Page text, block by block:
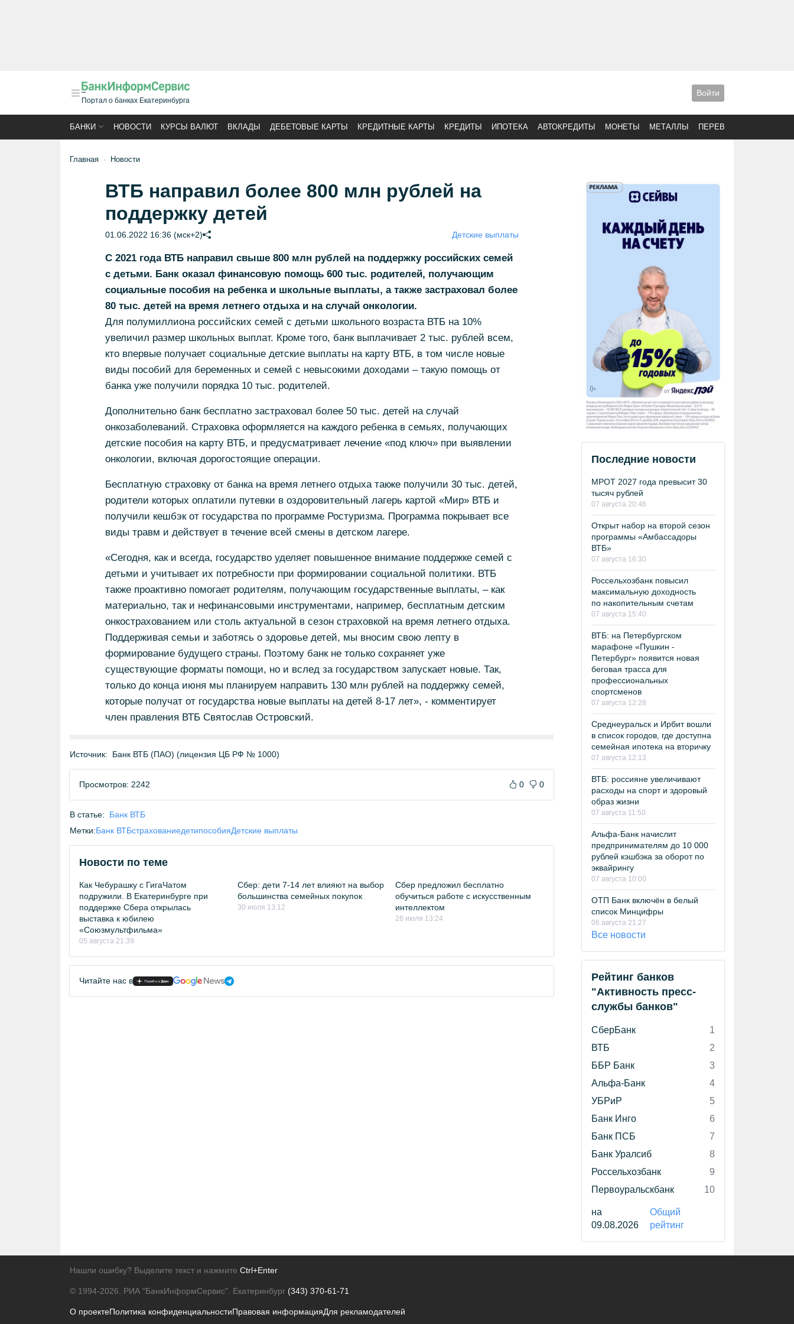
Портал о банках Екатеринбурга
Войти
БАНКИ НОВОСТИ КУРСЫ ВАЛЮТ ВКЛАДЫ ДЕБЕТОВЫЕ КАРТЫ КРЕДИТНЫЕ КАРТЫ КРЕДИТЫ ИПОТЕКА АВТОКРЕДИТЫ МОНЕТЫ МЕТАЛЛЫ ПЕРЕВОДЫ
Главная Новости
ВТБ направил более 800 млн рублей на
поддержку детей
01.06.2022 16:36 (мск+2) Детские выплаты
С 2021 года ВТБ направил свыше 800 млн рублей на поддержку российских семей
с детьми. Банк оказал финансовую помощь 600 тыс. родителей, получающим
социальные пособия на ребенка и школьные выплаты, а также застраховал более
80 тыс. детей на время летнего отдыха и на случай онкологии.
Для полумиллиона российских семей с детьми школьного возраста ВТБ на 10%
увеличил размер школьных выплат. Кроме того, банк выплачивает 2 тыс. рублей всем,
кто впервые получает социальные детские выплаты на карту ВТБ, в том числе новые
виды пособий для беременных и семей с невысокими доходами – такую помощь от
банка уже получили порядка 10 тыс. родителей.
Дополнительно банк бесплатно застраховал более 50 тыс. детей на случай
онкозаболеваний. Страховка оформляется на каждого ребенка в семьях, получающих
детские пособия на карту ВТБ, и предусматривает лечение «под ключ» при выявлении
онкологии, включая дорогостоящие операции.
Бесплатную страховку от банка на время летнего отдыха также получили 30 тыс. детей,
родители которых оплатили путевки в оздоровительный лагерь картой «Мир» ВТБ и
получили кешбэк от государства по программе Ростуризма. Программа покрывает все
виды травм и действует в течение всей смены в детском лагере.
«Сегодня, как и всегда, государство уделяет повышенное внимание поддержке семей с
детьми и учитывает их потребности при формировании социальной политики. ВТБ
также проактивно помогает родителям, получающим государственные выплаты, – как
материально, так и нефинансовыми инструментами, например, бесплатным детским
онкострахованием или столь актуальной в сезон страховкой на время летнего отдыха.
Поддерживая семьи и заботясь о здоровье детей, мы вносим свою лепту в
формирование будущего страны. Поэтому банк не только сохраняет уже
существующие форматы помощи, но и вслед за государством запускает новые. Так,
только до конца июня мы планируем направить 130 млн рублей на поддержку семей,
которые получат от государства новые выплаты на детей 8-17 лет», - комментирует
член правления ВТБ Святослав Островский.
Источник: Банк ВТБ (ПАО) (лицензия ЦБ РФ № 1000)
Просмотров: 2242 0 0
В статье:
Банк ВТБ
Метки:Банк ВТБстрахованиедетипособияДетские выплаты
Новости по теме
Как Чебурашку с ГигаЧатом
подружили. В Екатеринбурге при
поддержке Сбера открылась
выставка к юбилею
«Союзмультфильма»
05 августа 21:39
Сбер: дети 7-14 лет влияют на выбор
большинства семейных покупок
30 июля 13:12
Сбер предложил бесплатно
обучиться работе с искусственным
интеллектом
28 июля 13:24
Читайте нас в
Последние новости
МРОТ 2027 года превысит 30
тысяч рублей
07 августа 20:46
Открыт набор на второй сезон
программы «Амбассадоры
ВТБ»
07 августа 16:30
Россельхозбанк повысил
максимальную доходность
по накопительным счетам
07 августа 15:40
ВТБ: на Петербургском
марафоне «Пушкин -
Петербург» появится новая
беговая трасса для
профессиональных
спортсменов
07 августа 12:28
Среднеуральск и Ирбит вошли
в список городов, где доступна
семейная ипотека на вторичку
07 августа 12:13
ВТБ: россияне увеличивают
расходы на спорт и здоровый
образ жизни
07 августа 11:50
Альфа-Банк начислит
предпринимателям до 10 000
рублей кэшбэка за оборот по
эквайрингу
07 августа 10:00
ОТП Банк включён в белый
список Минцифры
06 августа 21:27
Все новости
Рейтинг банков
"Активность пресс-
службы банков"
СберБанк
1
ВТБ
2
ББР Банк
3
Альфа-Банк
4
УБРиР
5
Банк Инго
6
Банк ПСБ
7
Банк Уралсиб
8
Россельхозбанк
9
Первоуральскбанк
10
на
09.08.2026
Общий
рейтинг
Нашли ошибку? Выделите текст и нажмите Ctrl+Enter
© 1994-2026. РИА "БанкИнформСервис". Екатеринбург (343) 370-61-71
О проектеПолитика конфиденциальностиПравовая информацияДля рекламодателей